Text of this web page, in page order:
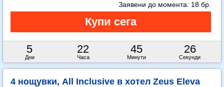
5
Дни
22
Часа
45
Минути
25
Секунди
Заявени до момента: 18 бр.
4 нощувки, All Inclusive в хотел Zeus Eleva